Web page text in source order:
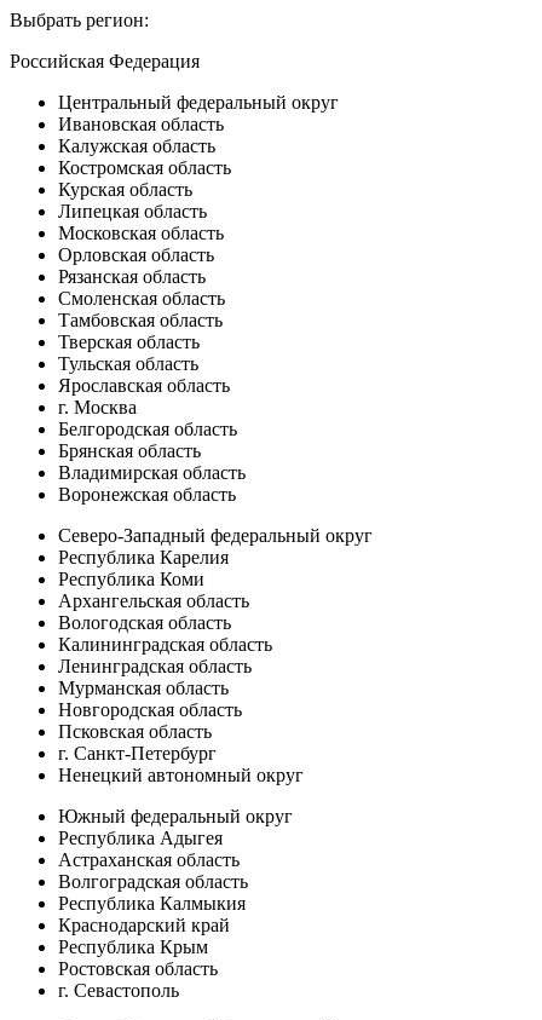
Выбрать регион:
Российская Федерация
Центральный федеральный округ
Ивановская область
Калужская область
Костромская область
Курская область
Липецкая область
Московская область
Орловская область
Рязанская область
Смоленская область
Тамбовская область
Тверская область
Тульская область
Ярославская область
г. Москва
Белгородская область
Брянская область
Владимирская область
Воронежская область
Северо-Западный федеральный округ
Республика Карелия
Республика Коми
Архангельская область
Вологодская область
Калининградская область
Ленинградская область
Мурманская область
Новгородская область
Псковская область
г. Санкт-Петербург
Ненецкий автономный округ
Южный федеральный округ
Республика Адыгея
Астраханская область
Волгоградская область
Республика Калмыкия
Краснодарский край
Республика Крым
Ростовская область
г. Севастополь